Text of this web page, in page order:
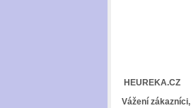
HEUREKA.CZ
Vážení zákazníci,